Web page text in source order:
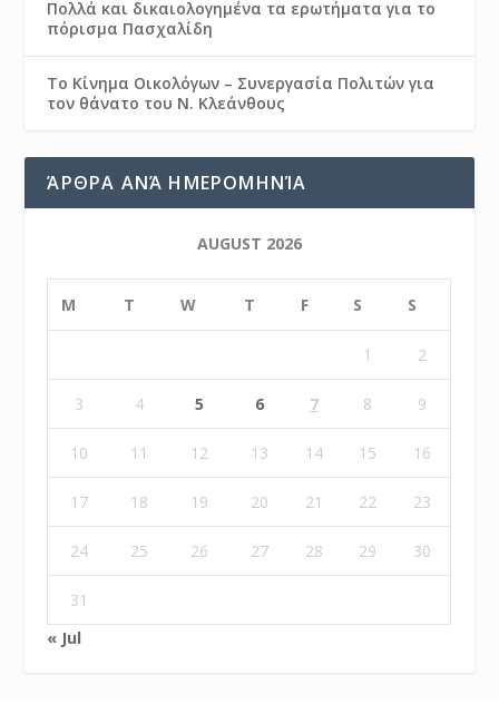
Πολλά και δικαιολογημένα τα ερωτήματα για το
πόρισμα Πασχαλίδη
Το Κίνημα Οικολόγων – Συνεργασία Πολιτών για
τον θάνατο του Ν. Κλεάνθους
ΆΡΘΡΑ ΑΝΆ ΗΜΕΡΟΜΗΝΊΑ
AUGUST 2026
M T W T F S S
1 2
3 4 5 6 7 8 9
10 11 12 13 14 15 16
17 18 19 20 21 22 23
24 25 26 27 28 29 30
31
« Jul